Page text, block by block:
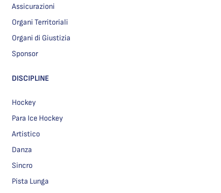
Assicurazioni
Organi Territoriali
Organi di Giustizia
Sponsor
DISCIPLINE
Hockey
Para Ice Hockey
Artistico
Danza
Sincro
Pista Lunga